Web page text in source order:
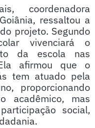
coordenadora
ressaltou a
projeto. Segundo
vivenciará o
da escola nas
afirmou que o
tem atuado pela
proporcionando
acadêmico, mas
social,